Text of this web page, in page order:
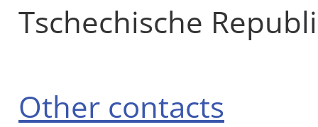
Tschechische
Other contacts